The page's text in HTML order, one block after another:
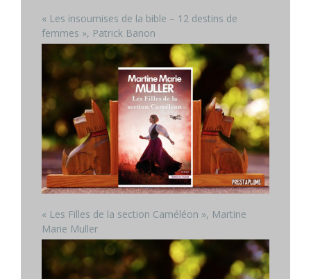
« Les insoumises de la bible – 12 destins de
femmes », Patrick Banon
« Les Filles de la section Caméléon », Martine
Marie Muller